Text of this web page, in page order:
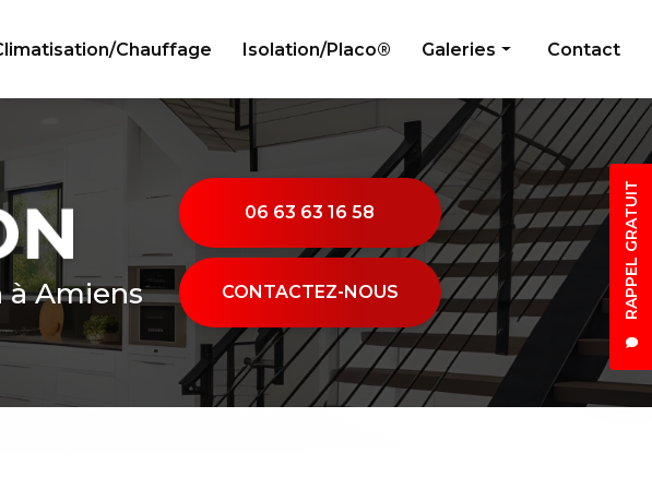
RAPPEL GRATUIT
Chauffage Isolation/Placo® Galeries
Peinture
Électricité générale
Menuiserie
Plombier
Climatisation/Chauffage
Isolation/Placo®
Contact
Amiens
06 63 63 16 58
CONTACTEZ-NOUS